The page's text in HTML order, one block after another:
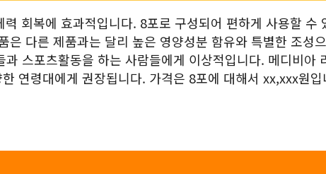
회복에 효과적입니다. 8포로 구성되어 편하게 사용할 수
다른 제품과는 달리 높은 영양성분 함유와 특별한 조성
스포츠활동을 하는 사람들에게 이상적입니다. 메디비아
연령대에게 권장됩니다. 가격은 8포에 대해서 xx,xxx원입